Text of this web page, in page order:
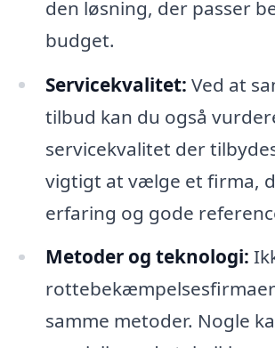
den løsning, der passer
budget.
Servicekvalitet: Ved at
tilbud kan du også
servicekvalitet der
vigtigt at vælge et firma,
erfaring og gode
Metoder og teknologi:
samme metoder. Nogle